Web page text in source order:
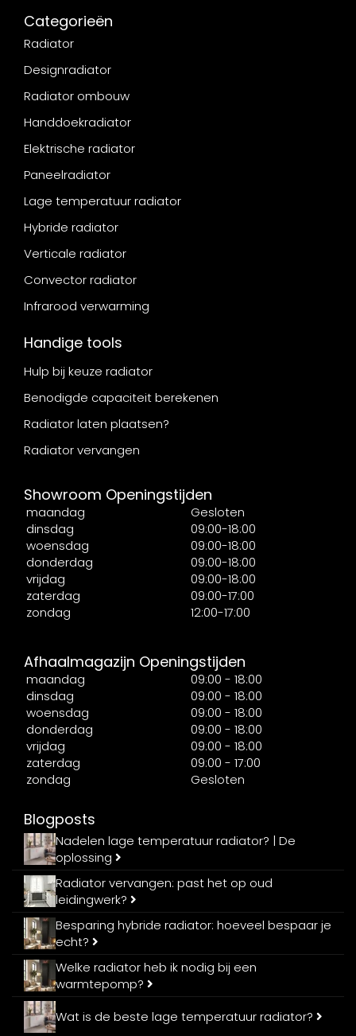
Categorieën
Radiator
Designradiator
Radiator ombouw
Handdoekradiator
Elektrische radiator
Paneelradiator
Lage temperatuur radiator
Hybride radiator
Verticale radiator
Convector radiator
Infrarood verwarming
Handige tools
Hulp bij keuze radiator
Benodigde capaciteit berekenen
Radiator laten plaatsen?
Radiator vervangen
Showroom Openingstijden
maandag
Gesloten
dinsdag
09:00-18:00
woensdag
09:00-18:00
donderdag
09:00-18:00
vrijdag
09:00-18:00
zaterdag
09:00-17:00
zondag
12:00-17:00
Afhaalmagazijn Openingstijden
maandag
09:00 - 18:00
dinsdag
09:00 - 18:00
woensdag
09:00 - 18:00
donderdag
09:00 - 18:00
vrijdag
09:00 - 18:00
zaterdag
09:00 - 17:00
zondag
Gesloten
Blogposts
Nadelen lage temperatuur radiator? | De
oplossing
Radiator vervangen: past het op oud
leidingwerk?
Besparing hybride radiator: hoeveel bespaar je
echt?
Welke radiator heb ik nodig bij een
warmtepomp?
Wat is de beste lage temperatuur radiator?